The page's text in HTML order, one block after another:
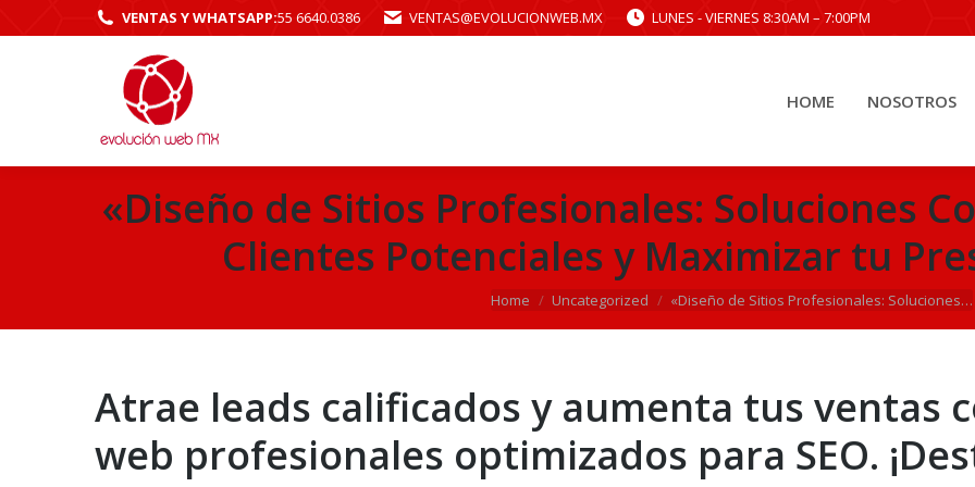
VENTAS Y WHATSAPP:55 6640.0386 VENTAS@EVOLUCIONWEB.MX LUNES - VIERNES 8:30AM – 7:00PM
HOME NOSOTROS
«Diseño de Sitios Profesionales: Soluciones
Clientes Potenciales y Maximizar tu
You are here:
Home Uncategorized «Diseño de Sitios Profesionales: Soluciones…
Atrae leads calificados y aumenta tus ventas
web profesionales optimizados para SEO.
HOME NOSOTROS